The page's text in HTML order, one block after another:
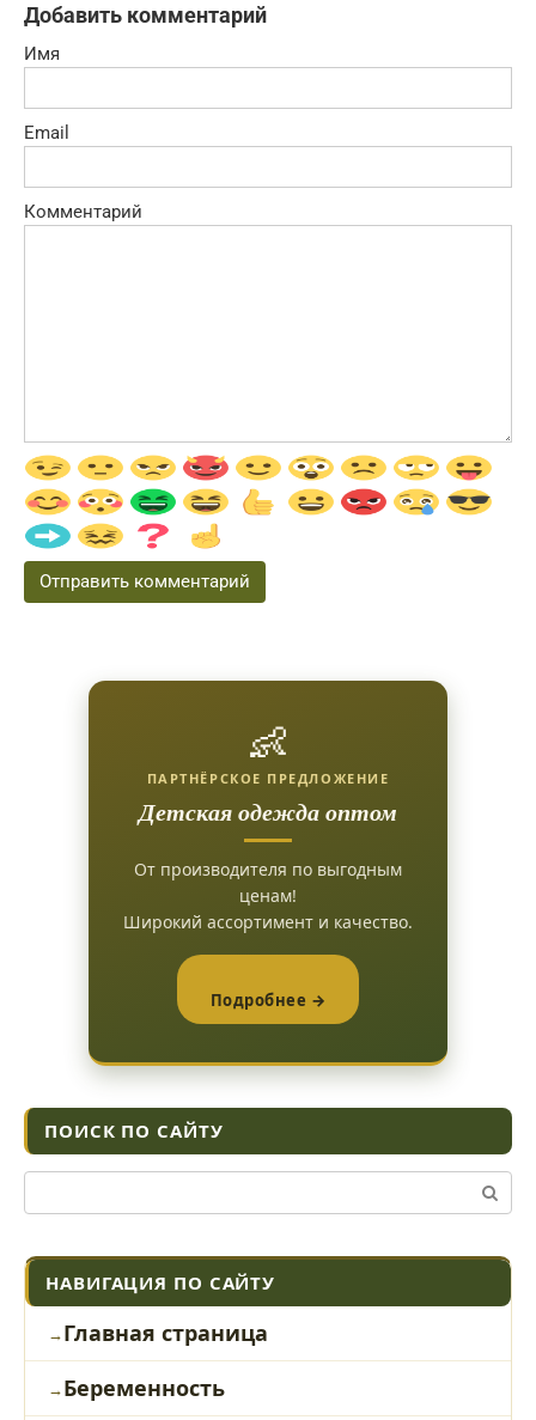
Добавить комментарий
Имя
Email
Комментарий
👶
ПАРТНЁРСКОЕ ПРЕДЛОЖЕНИЕ
Детская одежда оптом
От производителя по выгодным
ценам!
Широкий ассортимент и качество.
Подробнее →
ПОИСК ПО САЙТУ
Поиск:
НАВИГАЦИЯ ПО САЙТУ
Главная страница
Беременность